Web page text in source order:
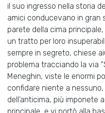
il suo ingresso nella storia
amici conducevano in gran
parete della cima
un tratto per loro
sempre in segreto, chiese
problema tracciando la via
Meneghin, viste le enormi
confidare niente a
dell’anticima, più imponete